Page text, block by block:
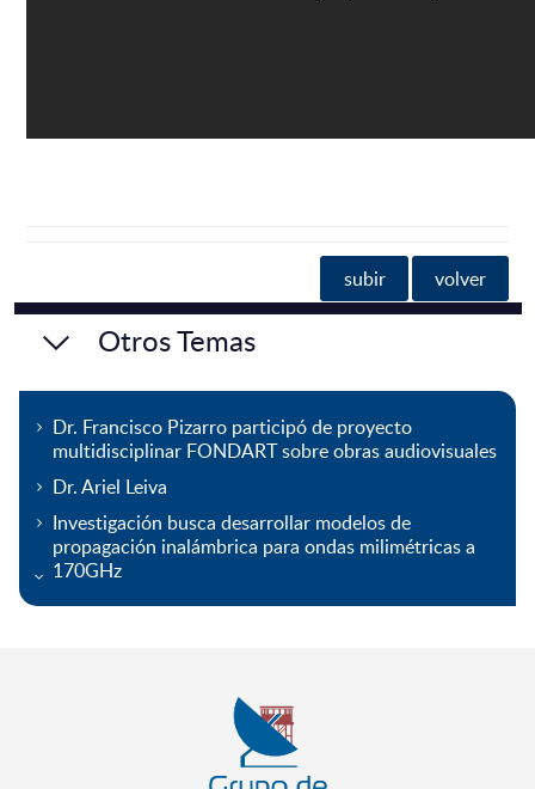
subir volver
Otros Temas
Dr. Francisco Pizarro participó de proyecto
multidisciplinar FONDART sobre obras audiovisuales
Dr. Ariel Leiva
Investigación busca desarrollar modelos de
propagación inalámbrica para ondas milimétricas a
170GHz